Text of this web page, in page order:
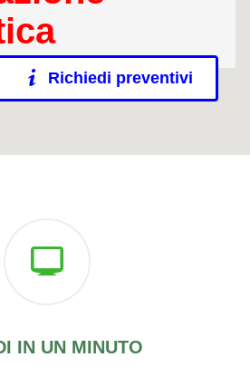
Richiedi preventivi
IN UN MINUTO